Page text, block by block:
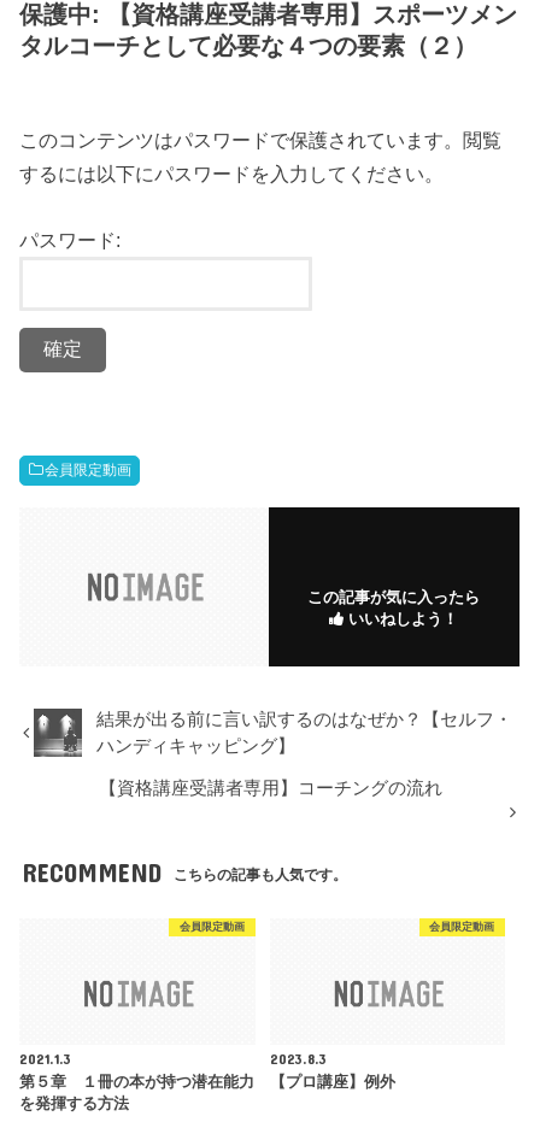
保護中: 【資格講座受講者専用】スポーツメン
タルコーチとして必要な４つの要素（２）
このコンテンツはパスワードで保護されています。閲覧
するには以下にパスワードを入力してください。
パスワード:
会員限定動画
この記事が気に入ったら
いいねしよう！
結果が出る前に言い訳するのはなぜか？【セルフ・
ハンディキャッピング】
【資格講座受講者専用】コーチングの流れ
RECOMMEND こちらの記事も人気です。
会員限定動画
2021.1.3
第５章 １冊の本が持つ潜在能力
を発揮する方法
会員限定動画
2023.8.3
【プロ講座】例外